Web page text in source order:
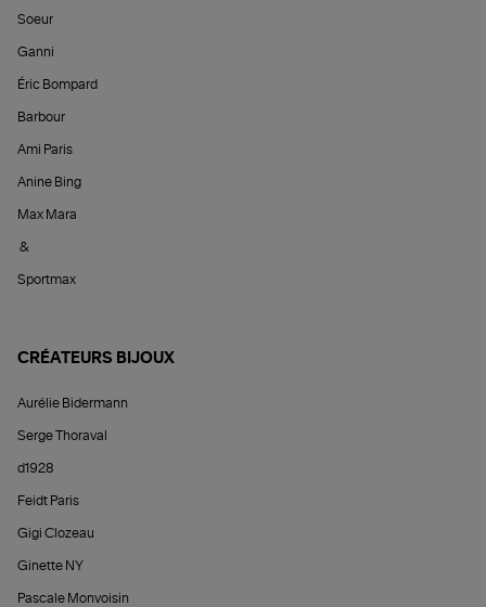
Soeur
Ganni
Éric Bompard
Barbour
Ami Paris
Anine Bing
Max Mara
&
Sportmax
CRÉATEURS BIJOUX
Aurélie Bidermann
Serge Thoraval
d1928
Feidt Paris
Gigi Clozeau
Ginette NY
Pascale Monvoisin